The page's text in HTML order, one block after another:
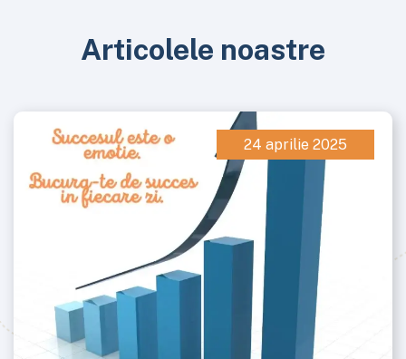
Articolele noastre
24 aprilie 2025